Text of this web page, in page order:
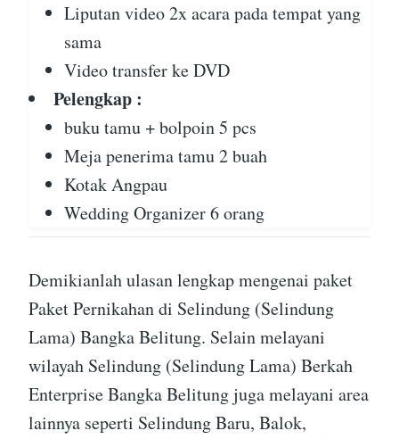
Liputan video 2x acara pada tempat yang
sama
Video transfer ke DVD
Pelengkap :
buku tamu + bolpoin 5 pcs
Meja penerima tamu 2 buah
Kotak Angpau
Wedding Organizer 6 orang
Demikianlah ulasan lengkap mengenai paket
Paket Pernikahan di Selindung (Selindung
Lama) Bangka Belitung. Selain melayani
wilayah Selindung (Selindung Lama) Berkah
Enterprise Bangka Belitung juga melayani area
lainnya seperti Selindung Baru, Balok,